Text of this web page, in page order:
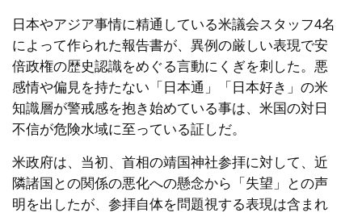
日本やアジア事情に精通している米議会スタッフ4名
によって作られた報告書が、異例の厳しい表現で安
倍政権の歴史認識をめぐる言動にくぎを刺した。悪
感情や偏見を持たない「日本通」「日本好き」の米
知識層が警戒感を抱き始めている事は、米国の対日
不信が危険水域に至っている証しだ。
米政府は、当初、首相の靖国神社参拝に対して、近
隣諸国との関係の悪化への懸念から「失望」との声
明を出したが、参拝自体を問題視する表現は含まれ